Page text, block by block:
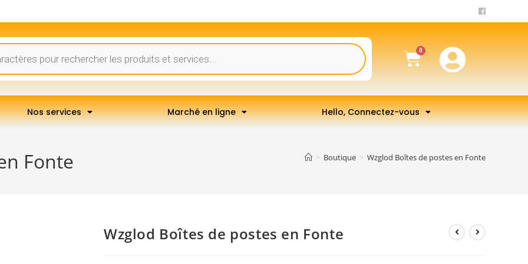
Nos services Marché en ligne Hello, Connectez-vous
Fonte > Boutique > Wzglod Boîtes de postes en Fonte
Wzglod Boîtes de postes en Fonte